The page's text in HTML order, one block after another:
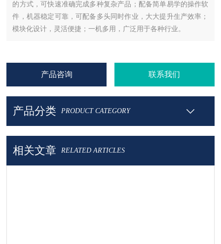
的方式，可快速准确完成多种复杂产品；配备简单易学的操作软
件，机器稳定可靠，可配备多头同时作业，大大提升生产效率；
模块化设计，灵活便捷；一机多用，广泛用于各种行业。
产品咨询 联系我们
产品分类 PRODUCT CATEGORY
相关文章 RELATED ARTICLES